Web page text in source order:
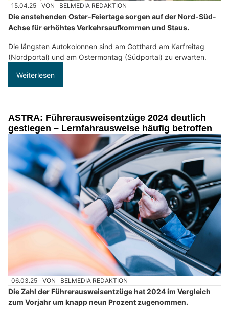
15.04.25 VON BELMEDIA REDAKTION
Die anstehenden Oster-Feiertage sorgen auf der Nord-Süd-
Achse für erhöhtes Verkehrsaufkommen und Staus.
Die längsten Autokolonnen sind am Gotthard am Karfreitag
(Nordportal) und am Ostermontag (Südportal) zu erwarten.
Weiterlesen
ASTRA: Führerausweisentzüge 2024 deutlich
gestiegen – Lernfahrausweise häufig betroffen
06.03.25 VON BELMEDIA REDAKTION
Die Zahl der Führerausweisentzüge hat 2024 im Vergleich
zum Vorjahr um knapp neun Prozent zugenommen.